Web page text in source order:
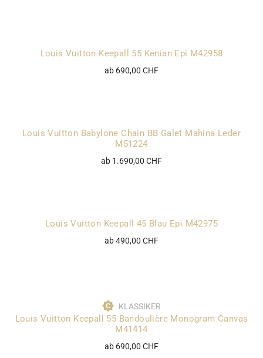
Louis Vuitton Keepall 55 Kenian Epi M42958
ab 690,00 CHF
Louis Vuitton Babylone Chain BB Galet Mahina Leder
M51224
ab 1.690,00 CHF
Louis Vuitton Keepall 45 Blau Epi M42975
ab 490,00 CHF
KLASSIKER
Louis Vuitton Keepall 55 Bandoulière Monogram Canvas
M41414
ab 690,00 CHF